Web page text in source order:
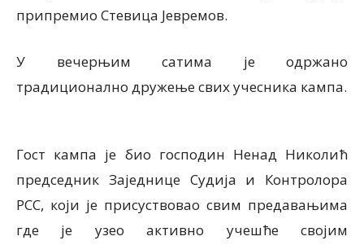
припремио Стевица Јевремов.
У вечерњим сатима је одржано
традиционално дружење свих учесника кампа.
Гост кампа је био господин Ненад Николић
председник Заједнице Судија и Контролора
РСС, који је присуствовао свим предавањима
где је узео активно учешће својим